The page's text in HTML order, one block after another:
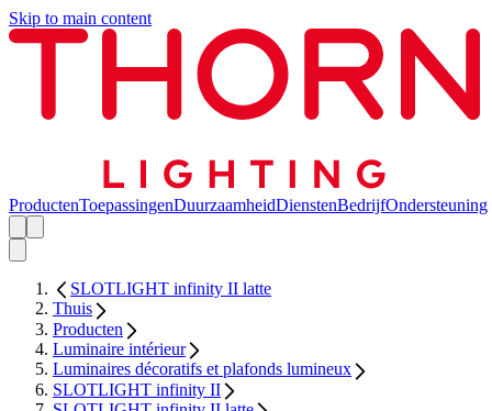
Skip to main content
ProductenToepassingenDuurzaamheidDienstenBedrijfOndersteuning
SLOTLIGHT infinity II latte
Thuis
Producten
Luminaire intérieur
Luminaires décoratifs et plafonds lumineux
SLOTLIGHT infinity II